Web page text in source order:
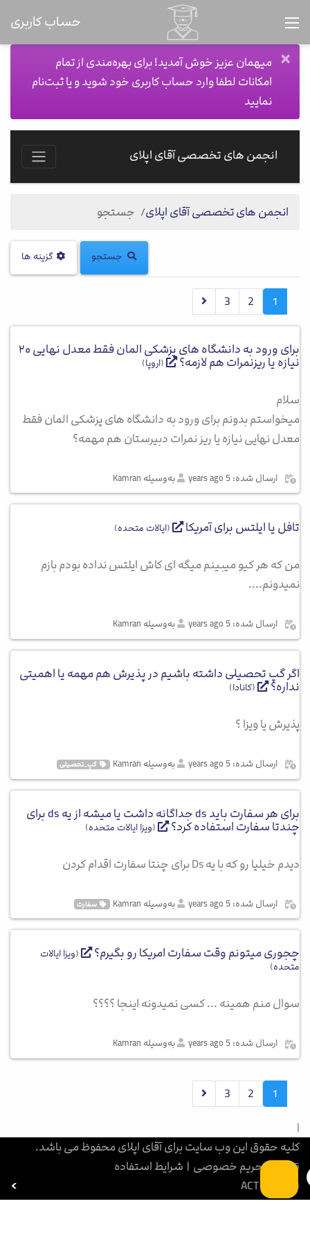
حساب کاربری
میهمان عزیز خوش آمدید! برای بهره‌مندی از تمام
امکانات لطفا وارد حساب کاربری خود شوید و یا ثبت‌نام
نمایید
×
انجمن های تخصصی آقای اپلای
انجمن های تخصصی آقای اپلای جستجو
جستجو گزینه ها
1
2
3
برای ورود به دانشگاه های پزشکی المان فقط معدل نهایی ۲۰
نیازه یا ریزنمرات هم لازمه؟ (اروپا)
سلام
میخواستم بدونم برای ورود به دانشگاه های پزشکی المان فقط
معدل نهایی نیازه یا ریز نمرات دبیرستان هم مهمه؟
ارسال شده: 5 years ago به‌وسیله Kamran
تافل یا ایلتس برای آمریکا (ایالات متحده)
من که هر کیو میبینم میگه ای کاش ایلتس نداده بودم بازم
نمیدونم....
ارسال شده: 5 years ago به‌وسیله Kamran
اگر گپ تحصیلی داشته باشیم در پذیرش هم مهمه یا اهمیتی
نداره؟ (کانادا)
پذیرش یا ویزا ؟
ارسال شده: 5 years ago به‌وسیله Kamran گپ_تحصیلی
برای هر سفارت باید ds جداگانه داشت یا میشه از یه ds برای
چندتا سفارت استفاده کرد؟ (ویزا ایالات متحده)
دیدم خیلیا رو که با یه Ds برای چنتا سفارت اقدام کردن
ارسال شده: 5 years ago به‌وسیله Kamran سفارت
چجوری میتونم وقت سفارت امریکا رو بگیرم؟ (ویزا ایالات
متحده)
سوال منم همینه ... کسی نمیدونه اینجا ؟؟؟؟
ارسال شده: 5 years ago به‌وسیله Kamran
1
2
3
|
کلیه حقوق این وب سایت برای آقای اپلای محفوظ می باشد.
1405
| حریم خصوصی | شرایط استفاده
آزمون ACT
بورسیه تحصیلی